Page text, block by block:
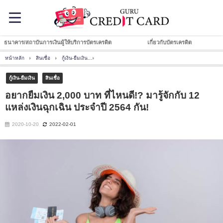
ธนาคาร/สถาบันการเงินผู้ให้บริการบัตรเครดิต เกี่ยวกับบัตรเครดิต
หน้าหลัก สินเชื่อ กู้เงิน-ยืมเงิน
กู้เงิน-ยืมเงิน สินเชื่อ
อยากยืมเงิน 2,000 บาท ที่ไหนดี!? มารู้จักกับ 12
แหล่งเงินฉุกเฉิน ประจำปี 2564 กัน!
2020-10-20 2022-02-01